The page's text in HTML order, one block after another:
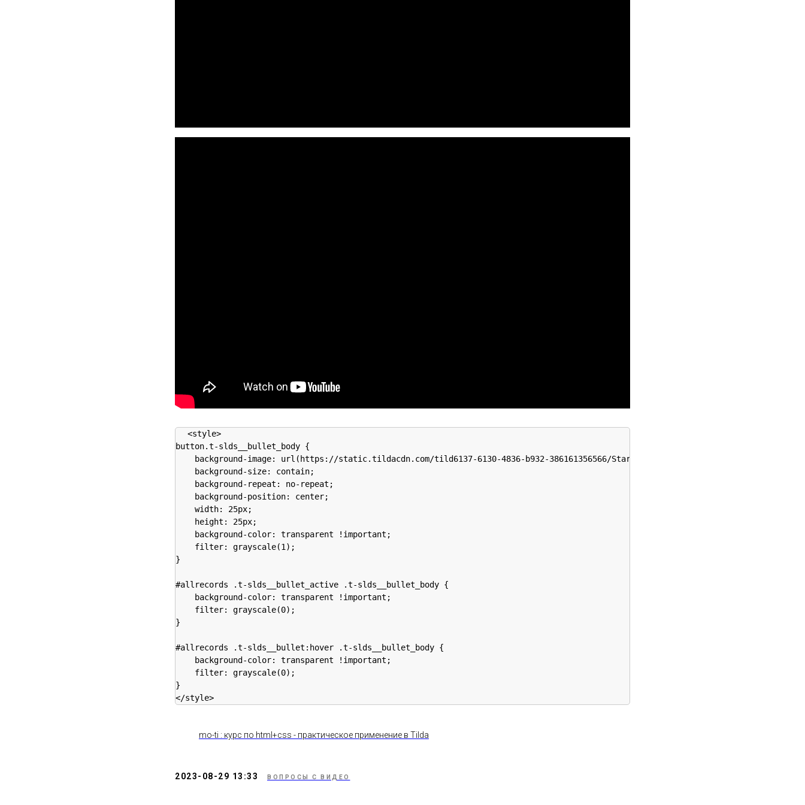
<style>
button.t-slds__bullet_body {
    background-image: url(https://static.tildacdn.com/tild6137-6130-4836-b932-386161356566/Star_3_1.svg);
    background-size: contain;
    background-repeat: no-repeat;
    background-position: center;
    width: 25px;
    height: 25px;
    background-color: transparent !important;
    filter: grayscale(1);
}
#allrecords .t-slds__bullet_active .t-slds__bullet_body {
    background-color: transparent !important;
    filter: grayscale(0);
}
#allrecords .t-slds__bullet:hover .t-slds__bullet_body {
    background-color: transparent !important;
    filter: grayscale(0);
}
</style>
mo-ti : курс по html+css - практическое применение в Tilda
2023-08-29 13:33 ВОПРОСЫ С ВИДЕО